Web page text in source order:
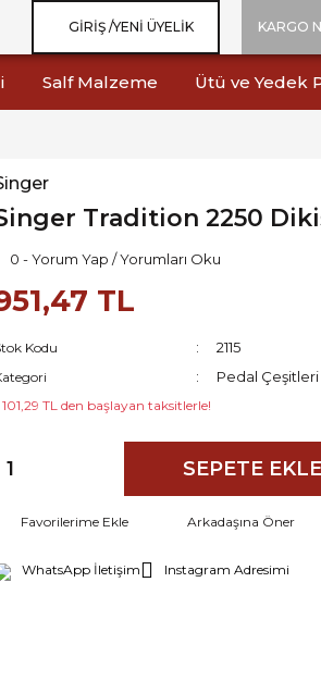
GIRIŞ /YENI ÜYELIK KARGO
Salf Malzeme Ütü ve Yedek
Tradition 2250
0 - Yorum Yap / Yorumları Oku
TL
Kodu 2115
Pedal Çeşitleri
101,29 TL den başlayan taksitlerle!
SEPETE EKLE
Arkadaşına Öner
WhatsApp İletişim Instagram Adresimi